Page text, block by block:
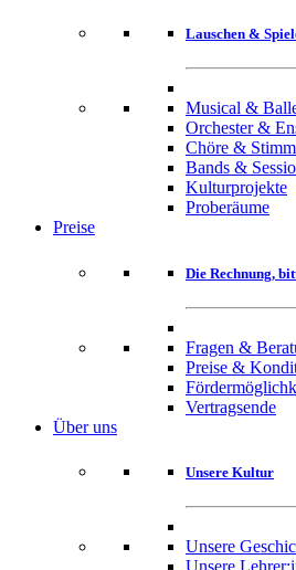
Lauschen &
Musical &
Orchester &
Chöre &
Bands &
Kulturprojekte
Proberäume
Preise
Die Rechnung,
Fragen &
Preise &
Vertragsende
Über uns
Unsere Kultur
Unsere
Unsere